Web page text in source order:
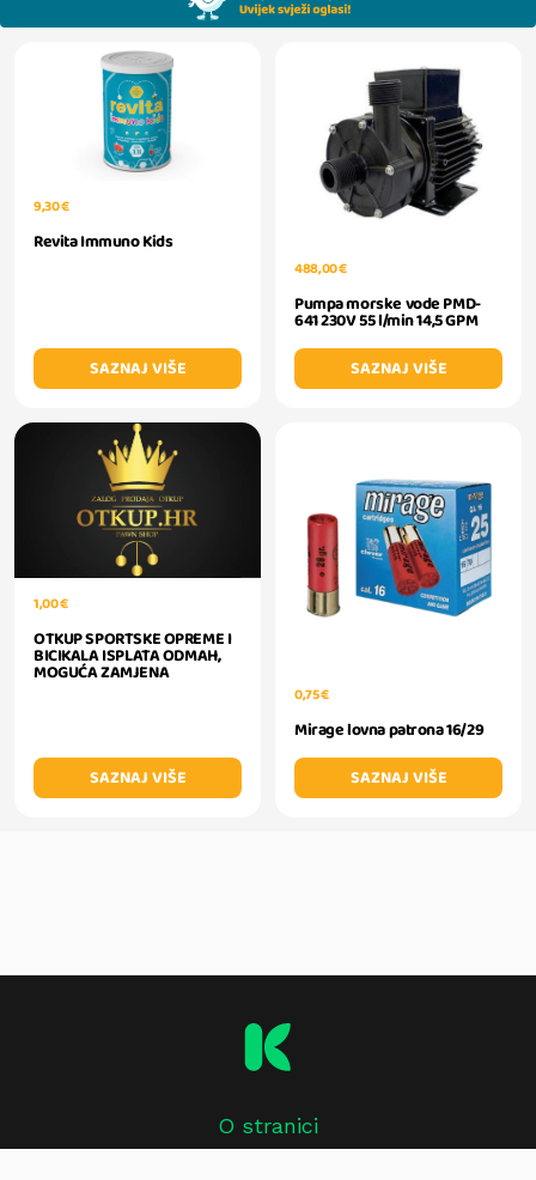
9,30 €
Revita Immuno Kids
SAZNAJ VIŠE
488,00 €
Pumpa morske vode PMD-
641 230V 55 l/min 14,5 GPM
SAZNAJ VIŠE
1,00 €
OTKUP SPORTSKE OPREME I
BICIKALA ISPLATA ODMAH,
MOGUĆA ZAMJENA
SAZNAJ VIŠE
0,75 €
Mirage lovna patrona 16/29
SAZNAJ VIŠE
O stranici